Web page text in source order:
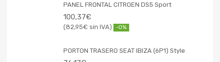
PANEL FRONTAL CITROEN DS5 Sport
100,37€
82,95€ -0%
PORTON TRASERO SEAT IBIZA (6P1) Style